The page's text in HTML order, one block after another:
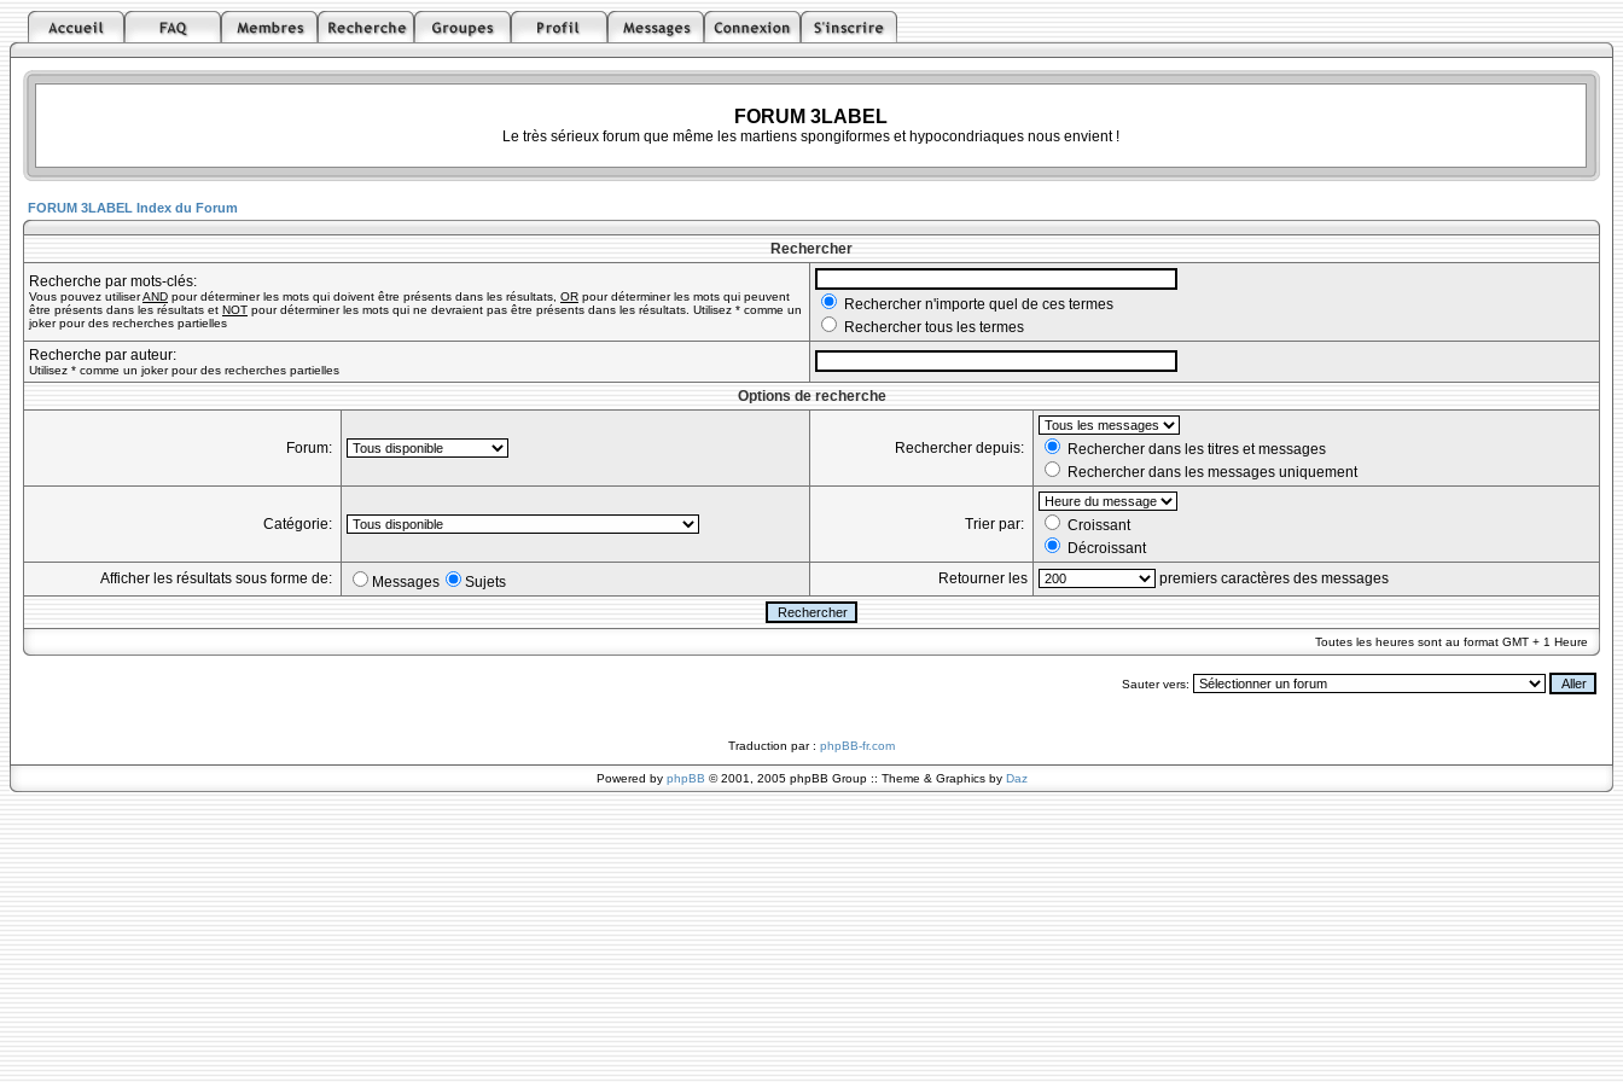
FORUM 3LABEL
Le très sérieux forum que même les martiens spongiformes et hypocondriaques nous envient !
FORUM 3LABEL Index du Forum
Rechercher
Recherche par mots-clés:
Vous pouvez utiliserAND pour déterminer les mots qui doivent être présents dans les résultats, OR pour déterminer les mots qui peuvent
être présents dans les résultats et NOT pour déterminer les mots qui ne devraient pas être présents dans les résultats. Utilisez * comme un
joker pour des recherches partielles
Rechercher n'importe quel de ces termes
Rechercher tous les termes
Recherche par auteur:
Utilisez * comme un joker pour des recherches partielles
Options de recherche
Forum: Rechercher depuis:
Rechercher dans les titres et messages
Rechercher dans les messages uniquement
Catégorie: Trier par:
Croissant
Décroissant
Afficher les résultats sous forme de:
Messages Sujets Retourner les premiers caractères des messages
Toutes les heures sont au format GMT + 1 Heure
Sauter vers:
Traduction par : phpBB-fr.com
Powered by phpBB © 2001, 2005 phpBB Group :: Theme & Graphics by Daz